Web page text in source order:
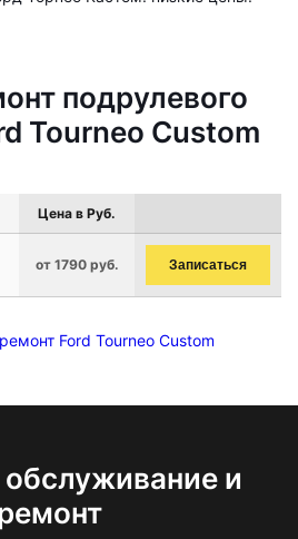
подрулевого
Tourneo Custom
Цена в Руб.
от 1790 руб. Записаться
Ford Tourneo Custom
обслуживание и